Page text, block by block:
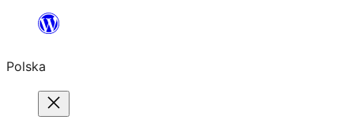
Przejdź
treści
Polska